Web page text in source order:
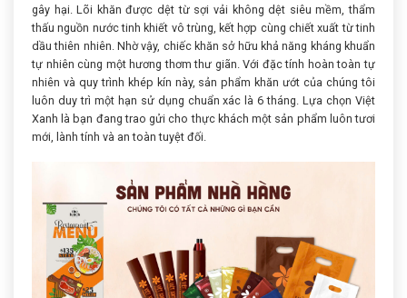
gây hại. Lõi khăn được dệt từ sợi vải không dệt siêu mềm, thẩm
thấu nguồn nước tinh khiết vô trùng, kết hợp cùng chiết xuất từ tinh
dầu thiên nhiên. Nhờ vậy, chiếc khăn sở hữu khả năng kháng khuẩn
tự nhiên cùng một hương thơm thư giãn. Với đặc tính hoàn toàn tự
nhiên và quy trình khép kín này, sản phẩm khăn ướt của chúng tôi
luôn duy trì một hạn sử dụng chuẩn xác là 6 tháng. Lựa chọn Việt
Xanh là bạn đang trao gửi cho thực khách một sản phẩm luôn tươi
mới, lành tính và an toàn tuyệt đối.